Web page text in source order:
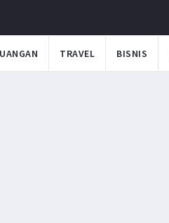
TRAVEL BISNIS